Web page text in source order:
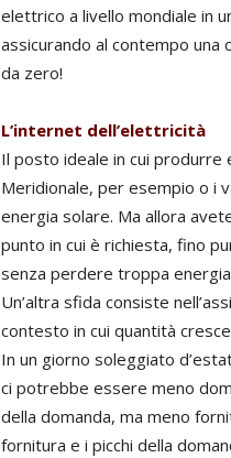
elettrico a livello mondiale in
assicurando al contempo
da zero!
L’internet dell’elettricità
Il posto ideale in cui produrre
Meridionale, per esempio o i
energia solare. Ma allora
punto in cui è richiesta, fino
senza perdere troppa
Un’altra sfida consiste
contesto in cui quantità
In un giorno soleggiato
ci potrebbe essere meno
della domanda, ma meno
fornitura e i picchi della